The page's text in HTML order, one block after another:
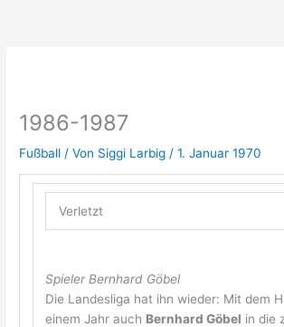
1986-1987
Fußball / Von Siggi Larbig /1. Januar 1970
Verletzt
Spieler Bernhard Göbel
Die Landesliga hat ihn wieder: Mit dem
einem Jahr auch Bernhard Göbel in die